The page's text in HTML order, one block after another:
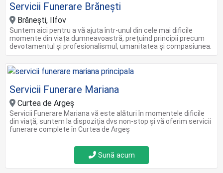
Servicii Funerare Brănești
Brănești, Ilfov
Suntem aici pentru a vă ajuta într-unul din cele mai dificile
momente din viața dumneavoastră, prețuind principii precum
devotamentul și profesionalismul, umanitatea și compasiunea.
Servicii Funerare Mariana
Curtea de Argeș
Servicii Funerare Mariana vă este alături în momentele dificile
din viață, suntem la dispoziția dvs non-stop și vă oferim servicii
funerare complete în Curtea de Argeş
Sună acum